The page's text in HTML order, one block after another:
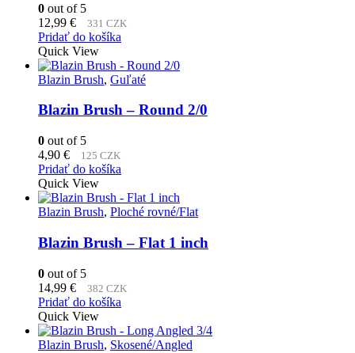
0 out of 5
12,99 € 331 CZK
Pridať do košíka
Quick View
Blazin Brush, Guľaté
Blazin Brush – Round 2/0
0 out of 5
4,90 € 125 CZK
Pridať do košíka
Quick View
Blazin Brush, Ploché rovné/Flat
Blazin Brush – Flat 1 inch
0 out of 5
14,99 € 382 CZK
Pridať do košíka
Quick View
Blazin Brush, Skosené/Angled